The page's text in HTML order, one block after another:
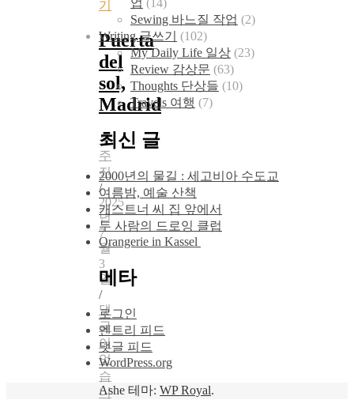
기
Puerta
del
sol,
Madrid
우
주
진
/
2025
년
7
월
3
일
/
댓
글
이
없
습
니
업 (14)
Sewing 바느질 작업 (2)
Writing 글쓰기
(102)
My Daily Life 일상 (23)
Review 감상문 (63)
Thoughts 단상들 (10)
Travels 여행 (7)
최신 글
2000년의 물길 : 세고비아 수도교
여름밤, 예술 산책
캐스트너 씨 집 앞에서
두 사람의 드로잉 클럽
Orangerie in Kassel
메타
로그인
엔트리 피드
댓글 피드
WordPress.org
Ashe 테마: WP Royal.